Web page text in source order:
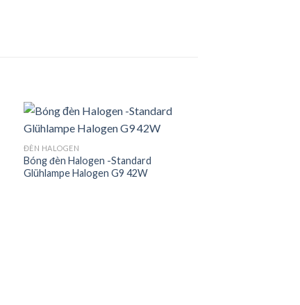
ĐÈN HALOGEN
Bóng đèn Halogen -Standard
Glühlampe Halogen G9 42W